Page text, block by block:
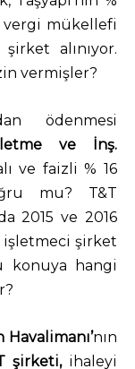
vergi mükellefi
alınıyor.
vermişler?
ödenmesi
ve İnş.
ve faizli % 16
mu? T&T
2015 ve 2016
işletmeci şirket
konuya hangi
Havalimanı’nın
şirketi,ihaleyi